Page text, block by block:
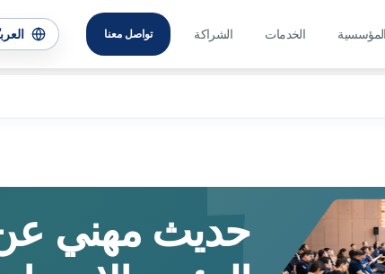
المؤسسية الخدمات الشراكة تواصل معنا
حديث مهني